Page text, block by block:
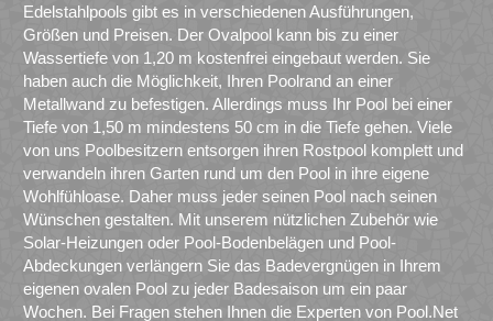
Edelstahlpools gibt es in verschiedenen Ausführungen,
Größen und Preisen. Der Ovalpool kann bis zu einer
Wassertiefe von 1,20 m kostenfrei eingebaut werden. Sie
haben auch die Möglichkeit, Ihren Poolrand an einer
Metallwand zu befestigen. Allerdings muss Ihr Pool bei einer
Tiefe von 1,50 m mindestens 50 cm in die Tiefe gehen. Viele
von uns Poolbesitzern entsorgen ihren Rostpool komplett und
verwandeln ihren Garten rund um den Pool in ihre eigene
Wohlfühloase. Daher muss jeder seinen Pool nach seinen
Wünschen gestalten. Mit unserem nützlichen Zubehör wie
Solar-Heizungen oder Pool-Bodenbelägen und Pool-
Abdeckungen verlängern Sie das Badevergnügen in Ihrem
eigenen ovalen Pool zu jeder Badesaison um ein paar
Wochen. Bei Fragen stehen Ihnen die Experten von Pool.Net